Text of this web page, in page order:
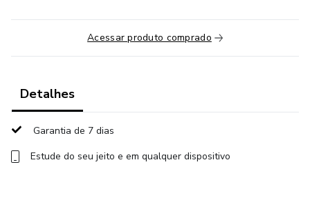
🏆 Você terá acesso:
✅Simulado com Gabarito Comentado
✅Relatório de assuntos por disciplinas
Acessar produto comprado
Detalhes
Garantia de 7 dias
Estude do seu jeito e em qualquer dispositivo